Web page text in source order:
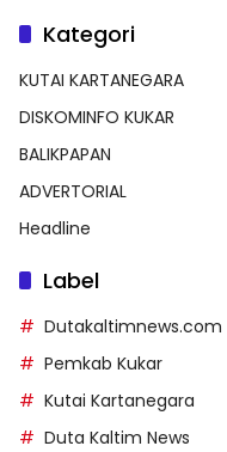
Kategori
KUTAI KARTANEGARA
DISKOMINFO KUKAR
BALIKPAPAN
ADVERTORIAL
Headline
Label
Dutakaltimnews.com
Pemkab Kukar
Kutai Kartanegara
Duta Kaltim News